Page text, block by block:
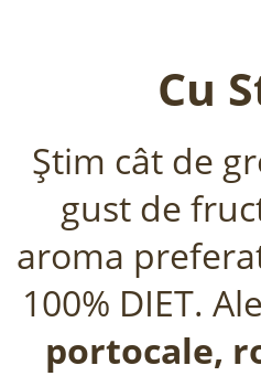
Cu
Ştim cât de
gust de
aroma
100% DIET.
portocale,